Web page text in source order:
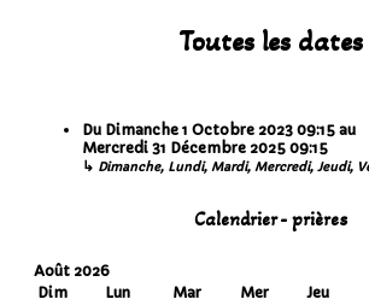
Toutes les dates
Du Dimanche 1 Octobre 2023 09:15 au
Mercredi 31 Décembre 2025 09:15
↳ Dimanche, Lundi, Mardi, Mercredi, Jeudi,
Calendrier - prières
Août 2026
Dim
Lun Mar Mer Jeu